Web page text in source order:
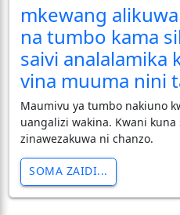
mkewang
na tumbo kama
saivi analalamika
vina muuma nini
Maumivu ya tumbo nakiuno
uangalizi wakina. Kwani
zinawezakuwa ni chanzo.
SOMA ZAIDI...